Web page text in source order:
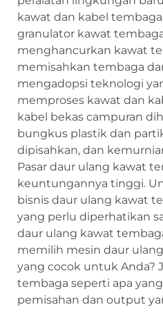
kawat dan kabel tembaga
granulator kawat
menghancurkan kawat
memisahkan tembaga
mengadopsi teknologi
memproses kawat dan
kabel bekas campuran
bungkus plastik dan
dipisahkan, dan
Pasar daur ulang kawat
keuntungannya tinggi.
bisnis daur ulang kawat
yang perlu diperhatikan
daur ulang kawat
memilih mesin daur
yang cocok untuk Anda?
tembaga seperti apa
pemisahan dan output